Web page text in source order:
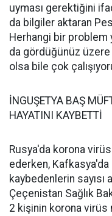
uyması gerektiğini
da bilgiler aktaran
Herhangi bir problem
da gördüğünüz
olsa bile çok
İNGUŞETYA BAŞ
HAYATINI KAYBETTİ
Rusya'da korona
ederken, Kafkasya'da
kaybedenlerin sayısı
Çeçenistan Sağlık
2 kişinin korona virüs